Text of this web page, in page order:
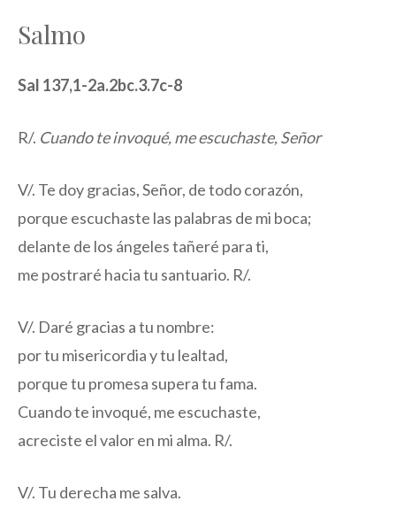
Salmo
Sal 137,1-2a.2bc.3.7c-8
R/. Cuando te invoqué, me escuchaste, Señor
V/. Te doy gracias, Señor, de todo corazón,
porque escuchaste las palabras de mi boca;
delante de los ángeles tañeré para ti,
me postraré hacia tu santuario. R/.
V/. Daré gracias a tu nombre:
por tu misericordia y tu lealtad,
porque tu promesa supera tu fama.
Cuando te invoqué, me escuchaste,
acreciste el valor en mi alma. R/.
V/. Tu derecha me salva.